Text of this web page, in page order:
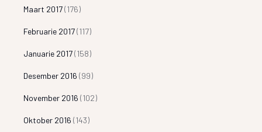
Maart 2017(176)
Februarie 2017(117)
Januarie 2017(158)
Desember 2016 (99)
November 2016 (102)
Oktober 2016 (143)